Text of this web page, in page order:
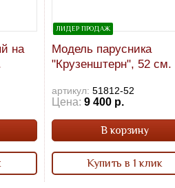
на
ЛИДЕР ПРОДАЖ
Модель парусника
"Крузенштерн", 52 см.
артикул: 51812-52
Цена: 9 400 р.
В корзину
Купить в 1 клик